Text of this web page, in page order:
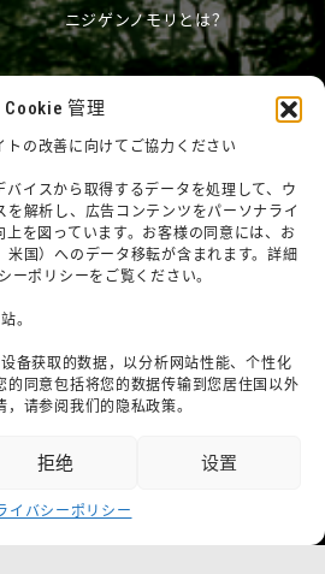
Cookie 管理
トの改善に向けてご協力ください
バイスから取得するデータを処理して、ウ
を解析し、広告コンテンツをパーソナライ
上を図っています。お客様の同意には、お
米国）へのデータ移転が含まれます。詳細
ーポリシーをご覧ください。
。
备获取的数据，以分析网站性能、个性化
的同意包括将您的数据传输到您居住国以外
请参阅我们的隐私政策。
拒绝 设置
イバシーポリシー
ニジゲンノモリとは？
ン
スリリ
メディア掲載実績
SNS
法令に基づく表記